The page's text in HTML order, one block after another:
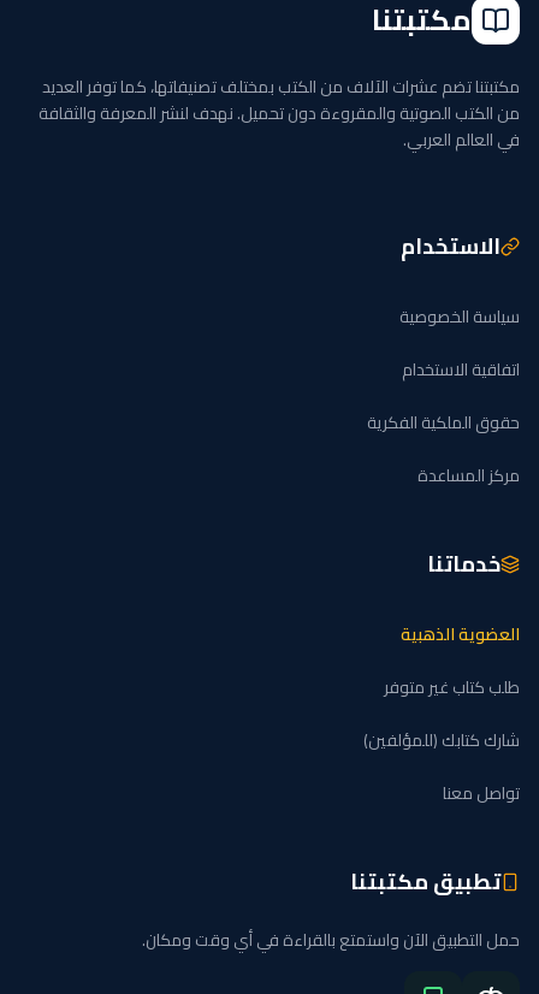
مكتبتنا
مكتبتنا تضم عشرات الآلاف من الكتب بمختلف تصنيفاتها، كما توفر العديد
من الكتب الصوتية والمقروءة دون تحميل. نهدف لنشر المعرفة والثقافة
في العالم العربي.
الاستخدام
سياسة الخصوصية
اتفاقية الاستخدام
حقوق الملكية الفكرية
مركز المساعدة
خدماتنا
العضوية الذهبية
طلب كتاب غير متوفر
شارك كتابك (للمؤلفين)
تواصل معنا
تطبيق مكتبتنا
حمل التطبيق الآن واستمتع بالقراءة في أي وقت ومكان.